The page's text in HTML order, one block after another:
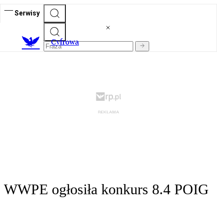
Serwisy
Cyfrowa
WWPE ogłosiła konkurs 8.4 POIG